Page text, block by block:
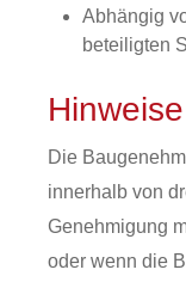
Abhängig
beteiligten
Hinweise
Die
innerhalb von
Genehmigung
oder wenn die